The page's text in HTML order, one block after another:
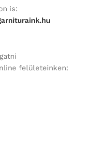
is:
felületeinken: